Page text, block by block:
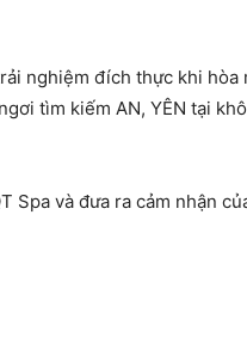
nghiệm đích thực khi hòa
tìm kiếm AN, YÊN tại
Spa và đưa ra cảm nhận